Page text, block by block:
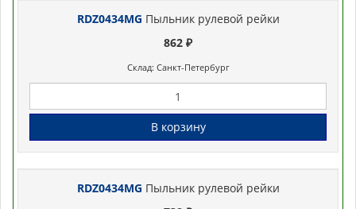
RDZ0434MG Пыльник рулевой рейки
862 ₽
Склад: Санкт-Петербург
В корзину
RDZ0434MG Пыльник рулевой рейки